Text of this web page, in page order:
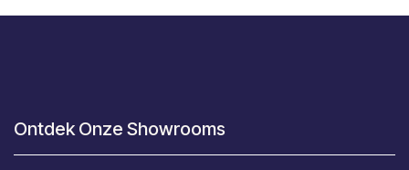
Ontdek Onze Showrooms